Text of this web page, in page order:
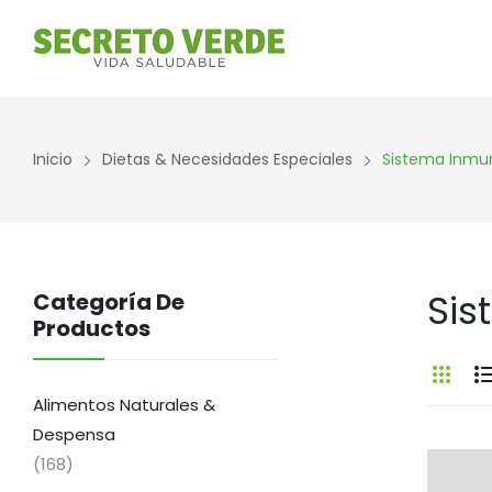
Inicio Dietas & Necesidades Especiales Sistema
Categoría De
Productos
Alimentos Naturales &
Despensa
(168)